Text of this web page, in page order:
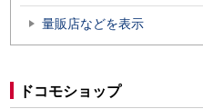
量販店などを表示
ドコモショップ